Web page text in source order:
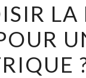
CHOISIR
LA
LOCATION
LONGUE
LA